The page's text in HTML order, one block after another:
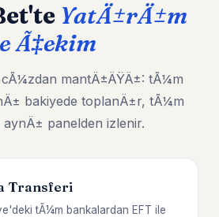
YatÄ±rÄ±m
Ã‡ekim
mantÄ±ÄŸÄ±: tÃ¼m
bakiyede toplanÄ±r, tÃ¼m
aynÄ± panelden izlenir.
Transferi
tÃ¼m bankalardan EFT ile